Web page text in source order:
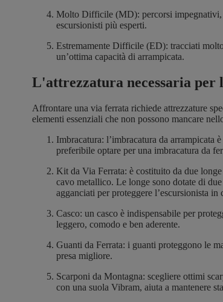
Molto Difficile (MD): percorsi impegnativi,
escursionisti più esperti.
Estremamente Difficile (ED): tracciati
un’ottima capacità di arrampicata.
L'attrezzatura necessaria per
Affrontare una via ferrata richiede attrezzature
elementi essenziali che non possono mancare
Imbracatura: l’imbracatura da arrampicata
preferibile optare per una imbracatura da
Kit da Via Ferrata: è costituito da due
cavo metallico. Le longe sono dotate di
agganciati per proteggere l’escursionista in
Casco: un casco è indispensabile per
leggero, comodo e ben aderente.
Guanti da Ferrata: i guanti proteggono le
presa migliore.
Scarponi da Montagna: scegliere ottimi
con una suola Vibram, aiuta a mantenere